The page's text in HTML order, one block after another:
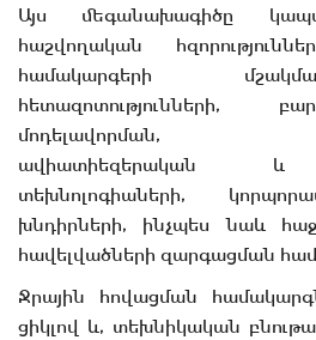
Այս մեգանախագիծը
հաշվողական
համակարգերի
հետազոտությունների,
մոդելավորման,
ավիատիեզերական և
տեխնոլոգիաների,
խնդիրների, ինչպես նաև
հավելվածների զարգացման
Ջրային հովացման
ցիկլով և, տեխնիկական